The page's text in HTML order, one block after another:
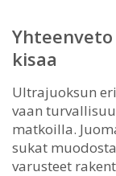
kisaa
Ultrajuoksun
vaan
matkoilla.
sukat
varusteet